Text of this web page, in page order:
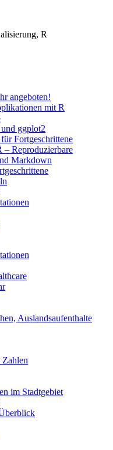
R
angeboten!
mit R
ggplot2
Fortgeschrittene
– Reproduzierbare
Markdown
Auslandsaufenthalte
Zahlen
im Stadtgebiet